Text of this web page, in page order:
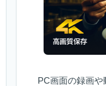
PC画面の録画や